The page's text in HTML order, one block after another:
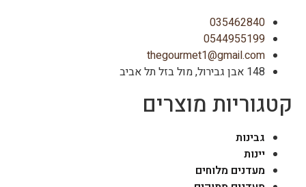
035462840
0544955199
thegourmet1@gmail.com
148 אבן גבירול, מול בזל תל אביב
קטגוריות מוצרים
גבינות
יינות
מעדנים מלוחים